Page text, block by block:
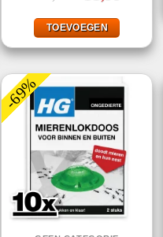
prijs
€14,75.
TOEVOEGEN
-69%